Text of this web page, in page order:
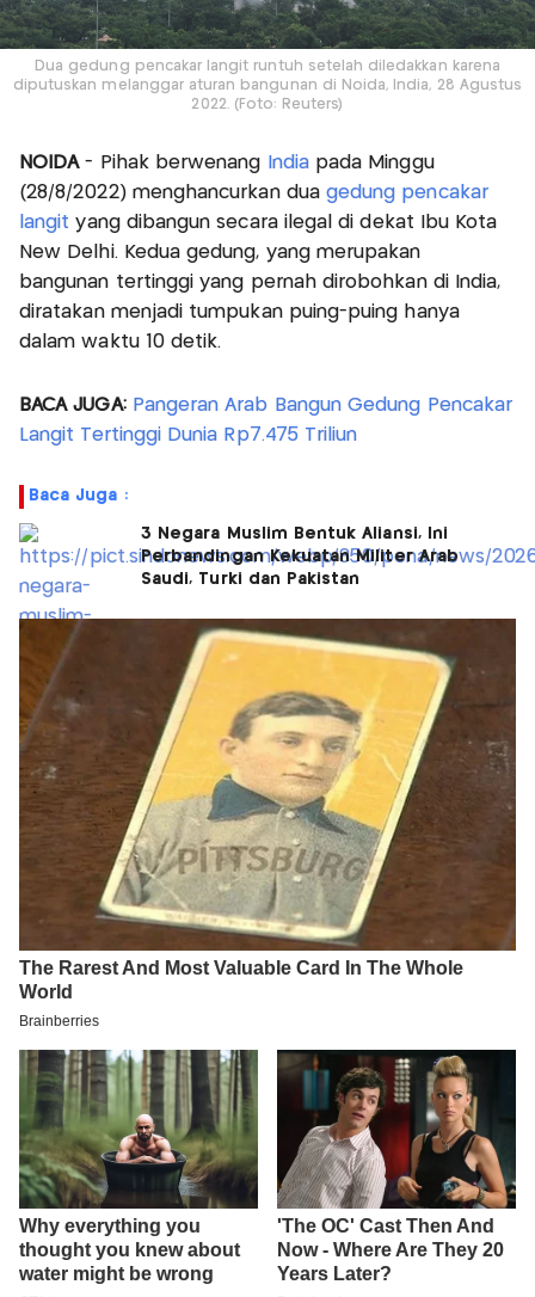
Dua gedung pencakar langit runtuh setelah diledakkan karena
diputuskan melanggar aturan bangunan di Noida, India, 28 Agustus
2022. (Foto: Reuters)
NOIDA- Pihak berwenang Indiapada Minggu
(28/8/2022) menghancurkan dua gedung pencakar
langit yang dibangun secara ilegal di dekat Ibu Kota
New Delhi. Kedua gedung, yang merupakan
bangunan tertinggi yang pernah dirobohkan di India,
diratakan menjadi tumpukan puing-puing hanya
dalam waktu 10 detik.
BACA JUGA: Pangeran Arab Bangun Gedung Pencakar
Langit Tertinggi Dunia Rp7.475 Triliun
Baca Juga :
3 Negara Muslim Bentuk Aliansi, Ini
Perbandingan Kekuatan Militer Arab
Saudi, Turki dan Pakistan